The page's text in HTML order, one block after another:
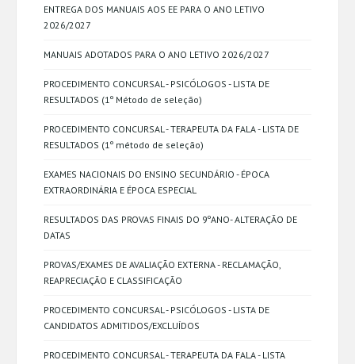
ENTREGA DOS MANUAIS AOS EE PARA O ANO LETIVO
2026/2027
MANUAIS ADOTADOS PARA O ANO LETIVO 2026/2027
PROCEDIMENTO CONCURSAL - PSICÓLOGOS - LISTA DE
RESULTADOS (1º Método de seleção)
PROCEDIMENTO CONCURSAL - TERAPEUTA DA FALA - LISTA DE
RESULTADOS (1º método de seleção)
EXAMES NACIONAIS DO ENSINO SECUNDÁRIO - ÉPOCA
EXTRAORDINÁRIA E ÉPOCA ESPECIAL
RESULTADOS DAS PROVAS FINAIS DO 9ºANO- ALTERAÇÃO DE
DATAS
PROVAS/EXAMES DE AVALIAÇÃO EXTERNA - RECLAMAÇÃO,
REAPRECIAÇÃO E CLASSIFICAÇÃO
PROCEDIMENTO CONCURSAL - PSICÓLOGOS - LISTA DE
CANDIDATOS ADMITIDOS/EXCLUÍDOS
PROCEDIMENTO CONCURSAL - TERAPEUTA DA FALA - LISTA